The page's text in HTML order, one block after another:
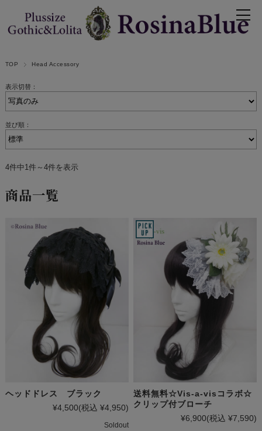
TOP Head Accessory
表示切替：
並び順：
4件中1件～4件を表示
商品一覧
ヘッドドレス ブラック
¥4,500(税込 ¥4,950)
Soldout
送料無料☆Vis-a-visコラボ☆
クリップ付ブローチ
¥6,900(税込 ¥7,590)